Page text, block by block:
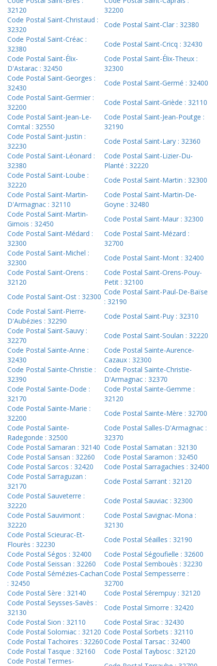
32120
32200
Code Postal Saint-Christaud :
32320
Code Postal Saint-Clar : 32380
Code Postal Saint-Créac :
32380
Code Postal Saint-Cricq : 32430
Code Postal Saint-Élix-
D'Astarac : 32450
Code Postal Saint-Élix-Theux :
32300
Code Postal Saint-Georges :
32430
Code Postal Saint-Germé : 32400
Code Postal Saint-Germier :
32200
Code Postal Saint-Griède : 32110
Code Postal Saint-Jean-Le-
Comtal : 32550
Code Postal Saint-Jean-Poutge :
32190
Code Postal Saint-Justin :
32230
Code Postal Saint-Lary : 32360
Code Postal Saint-Léonard :
32380
Code Postal Saint-Lizier-Du-
Planté : 32220
Code Postal Saint-Loube :
32220
Code Postal Saint-Martin : 32300
Code Postal Saint-Martin-
D'Armagnac : 32110
Code Postal Saint-Martin-De-
Goyne : 32480
Code Postal Saint-Martin-
Gimois : 32450
Code Postal Saint-Maur : 32300
Code Postal Saint-Médard :
32300
Code Postal Saint-Mézard :
32700
Code Postal Saint-Michel :
32300
Code Postal Saint-Mont : 32400
Code Postal Saint-Orens :
32120
Code Postal Saint-Orens-Pouy-
Petit : 32100
Code Postal Saint-Ost : 32300
Code Postal Saint-Paul-De-Baïse
: 32190
Code Postal Saint-Pierre-
D'Aubézies : 32290
Code Postal Saint-Puy : 32310
Code Postal Saint-Sauvy :
32270
Code Postal Saint-Soulan : 32220
Code Postal Sainte-Anne :
32430
Code Postal Sainte-Aurence-
Cazaux : 32300
Code Postal Sainte-Christie :
32390
Code Postal Sainte-Christie-
D'Armagnac : 32370
Code Postal Sainte-Dode :
32170
Code Postal Sainte-Gemme :
32120
Code Postal Sainte-Marie :
32200
Code Postal Sainte-Mère : 32700
Code Postal Sainte-
Radegonde : 32500
Code Postal Salles-D'Armagnac :
32370
Code Postal Samaran : 32140 Code Postal Samatan : 32130
Code Postal Sansan : 32260
Code Postal Saramon : 32450
Code Postal Sarcos : 32420
Code Postal Sarragachies : 32400
Code Postal Sarraguzan :
32170
Code Postal Sarrant : 32120
Code Postal Sauveterre :
32220
Code Postal Sauviac : 32300
Code Postal Sauvimont :
32220
Code Postal Savignac-Mona :
32130
Code Postal Scieurac-Et-
Flourès : 32230
Code Postal Séailles : 32190
Code Postal Ségos : 32400
Code Postal Ségoufielle : 32600
Code Postal Seissan : 32260
Code Postal Sembouès : 32230
Code Postal Sémézies-Cachan
: 32450
Code Postal Sempesserre :
32700
Code Postal Sère : 32140
Code Postal Sérempuy : 32120
Code Postal Seysses-Savès :
32130
Code Postal Simorre : 32420
Code Postal Sion : 32110
Code Postal Sirac : 32430
Code Postal Solomiac : 32120 Code Postal Sorbets : 32110
Code Postal Tachoires : 32260Code Postal Tarsac : 32400
Code Postal Tasque : 32160
Code Postal Taybosc : 32120
Code Postal Termes-